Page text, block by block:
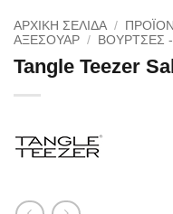
ΑΡΧΙΚΉ ΣΕΛΊΔΑ /
ΑΞΕΣΟΥΑΡ / ΒΟΎΡΤΣΕΣ
Tangle Teezer